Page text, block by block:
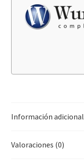
Información adicional
Valoraciones (0)